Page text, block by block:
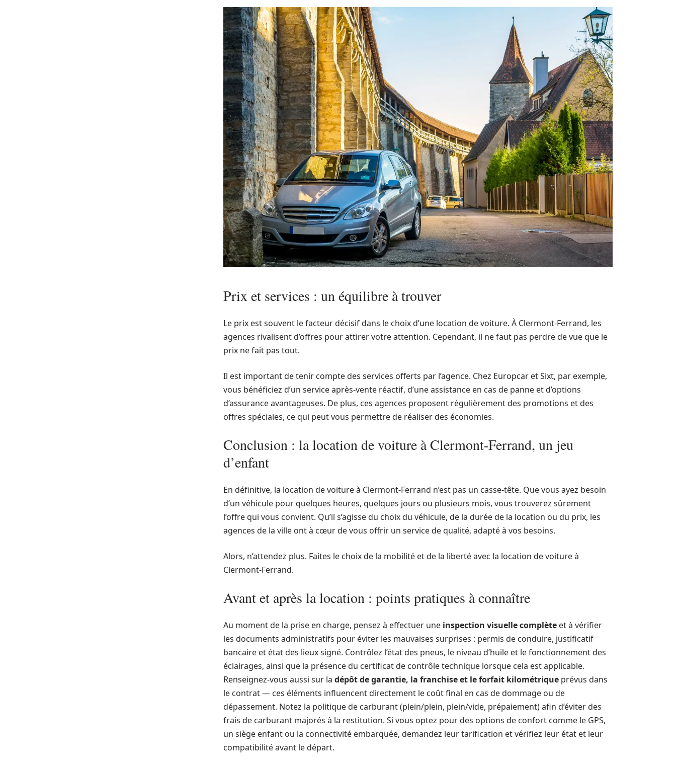
Prix et services : un équilibre à trouver
Le prix est souvent le facteur décisif dans le choix d’une location de voiture. À Clermont-Ferrand, les
agences rivalisent d’offres pour attirer votre attention. Cependant, il ne faut pas perdre de vue que le
prix ne fait pas tout.
Il est important de tenir compte des services offerts par l’agence. Chez Europcar et Sixt, par exemple,
vous bénéficiez d’un service après-vente réactif, d’une assistance en cas de panne et d’options
d’assurance avantageuses. De plus, ces agences proposent régulièrement des promotions et des
offres spéciales, ce qui peut vous permettre de réaliser des économies.
Conclusion : la location de voiture à Clermont-Ferrand, un jeu
d’enfant
En définitive, la location de voiture à Clermont-Ferrand n’est pas un casse-tête. Que vous ayez besoin
d’un véhicule pour quelques heures, quelques jours ou plusieurs mois, vous trouverez sûrement
l’offre qui vous convient. Qu’il s’agisse du choix du véhicule, de la durée de la location ou du prix, les
agences de la ville ont à cœur de vous offrir un service de qualité, adapté à vos besoins.
Alors, n’attendez plus. Faites le choix de la mobilité et de la liberté avec la location de voiture à
Clermont-Ferrand.
Avant et après la location : points pratiques à connaître
Au moment de la prise en charge, pensez à effectuer une inspection visuelle complète et à vérifier
les documents administratifs pour éviter les mauvaises surprises : permis de conduire, justificatif
bancaire et état des lieux signé. Contrôlez l’état des pneus, le niveau d’huile et le fonctionnement des
éclairages, ainsi que la présence du certificat de contrôle technique lorsque cela est applicable.
Renseignez-vous aussi sur la dépôt de garantie, la franchise et le forfait kilométrique prévus dans
le contrat — ces éléments influencent directement le coût final en cas de dommage ou de
dépassement. Notez la politique de carburant (plein/plein, plein/vide, prépaiement) afin d’éviter des
frais de carburant majorés à la restitution. Si vous optez pour des options de confort comme le GPS,
un siège enfant ou la connectivité embarquée, demandez leur tarification et vérifiez leur état et leur
compatibilité avant le départ.